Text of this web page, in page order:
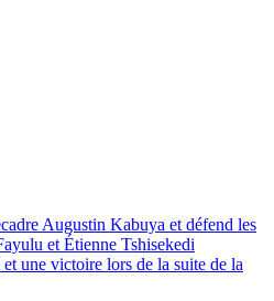
Augustin Kabuya et défend les
et Étienne Tshisekedi
une victoire lors de la suite de la